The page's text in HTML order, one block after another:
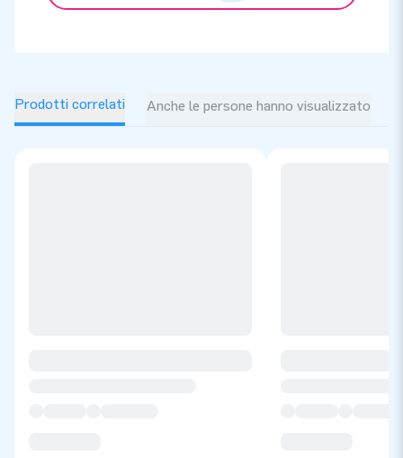
Prodotti correlati Anche le persone hanno visualizzato